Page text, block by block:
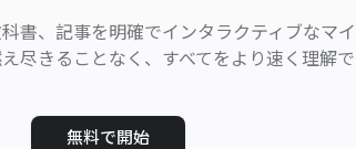
書、記事を明確でインタラクティブなマ
尽きることなく、すべてをより速く理解
無料で開始